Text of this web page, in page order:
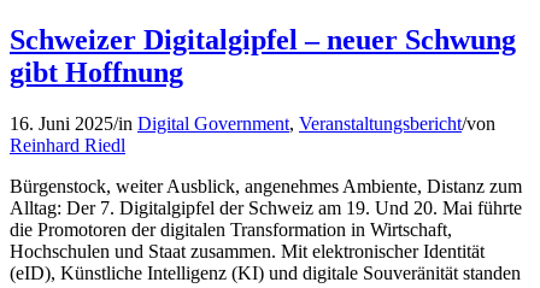
Schweizer Digitalgipfel – neuer Schwung
gibt Hoffnung
16. Juni 2025/in Digital Government, Veranstaltungsbericht/von
Reinhard Riedl
Bürgenstock, weiter Ausblick, angenehmes Ambiente, Distanz zum
Alltag: Der 7. Digitalgipfel der Schweiz am 19. Und 20. Mai führte
die Promotoren der digitalen Transformation in Wirtschaft,
Hochschulen und Staat zusammen. Mit elektronischer Identität
(eID), Künstliche Intelligenz (KI) und digitale Souveränität standen